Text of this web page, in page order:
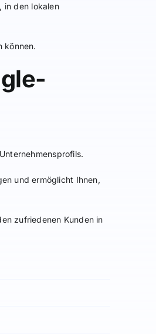
in den lokalen
können.
und ermöglicht Ihnen,
zufriedenen Kunden in